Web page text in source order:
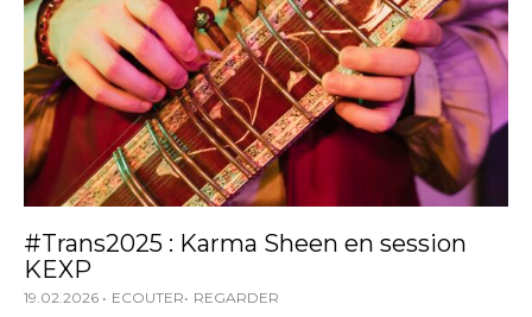
#Trans2025 : Karma Sheen en session
KEXP
19.02.2026 ECOUTER REGARDER